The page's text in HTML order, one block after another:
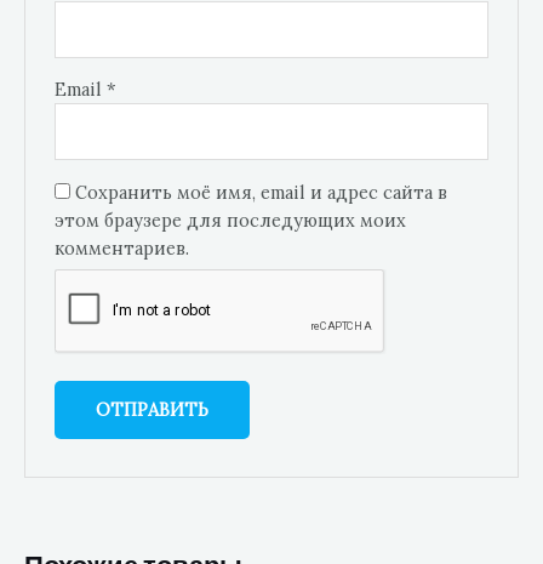
Email*
Сохранить моё имя, email и адрес сайта в
этом браузере для последующих моих
комментариев.